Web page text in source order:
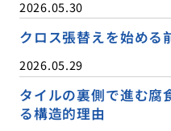
2026.05.30
クロス張替えを始める
2026.05.29
タイルの裏側で進む腐
る構造的理由